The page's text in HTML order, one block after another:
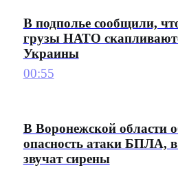
В подполье сообщили,
грузы НАТО
Украины
00:55
В Воронежской области
опасность атаки БПЛА,
звучат сирены